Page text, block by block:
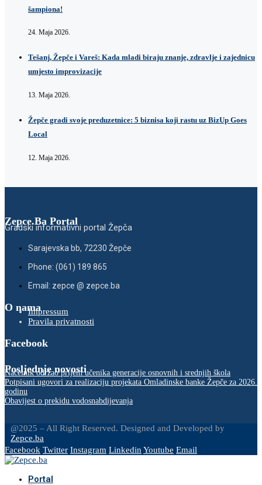
šampiona!
24. Maja 2026.
Tešanj, Žepče i Vareš: Kada mladi biraju znanje, zdravlje i zajednicu
umjesto improvizacije
13. Maja 2026.
Žepče gradi svoje preduzetnice: 5 biznisa koji rastu uz BizUp Goes
Local
12. Maja 2026.
Zepce.Ba Portal
Gradski informativni portal Žepča
Sarajevska bb, 72230 Žepče
Phone: (061) 189 865
Email: zepce @ zepce.ba
O namaImpressum
Pravila privatnosti
Facebook
Posljednje novosti
Načelnik održao prijem učenika generacije osnovnih i srednjih škola
Potpisani ugovori za realizaciju projekata Omladinske banke Žepče za 2026.
godinu
Obavijest o prekidu vodosnabdijevanja
@2025 – All Right Reserved. Designed and Developed by
Zepce.ba
Facebook Twitter Instagram LinkedinYoutube Email
Portal